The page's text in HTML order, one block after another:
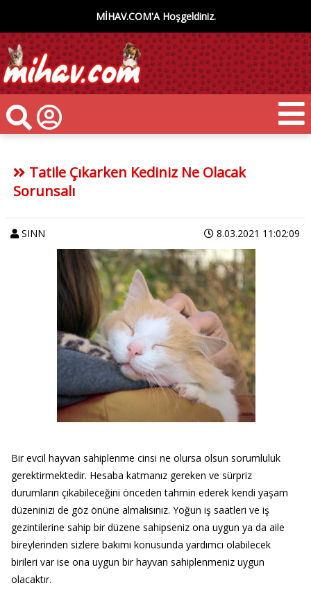
MİHAV.COM'A Hoşgeldiniz.
Tatile Çıkarken Kediniz Ne Olacak
Sorunsalı
SINN 8.03.2021 11:02:09
Bir evcil hayvan sahiplenme cinsi ne olursa olsun sorumluluk
gerektirmektedir. Hesaba katmanız gereken ve sürpriz
durumların çıkabileceğini önceden tahmin ederek kendi yaşam
düzeninizi de göz önüne almalısınız. Yoğun iş saatleri ve iş
gezintilerine sahip bir düzene sahipseniz ona uygun ya da aile
bireylerinden sizlere bakımı konusunda yardımcı olabilecek
birileri var ise ona uygun bir hayvan sahiplenmeniz uygun
olacaktır.